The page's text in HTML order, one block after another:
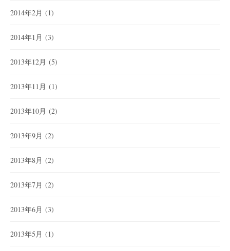
2014年2月 (1)
2014年1月 (3)
2013年12月 (5)
2013年11月 (1)
2013年10月 (2)
2013年9月 (2)
2013年8月 (2)
2013年7月 (2)
2013年6月 (3)
2013年5月 (1)